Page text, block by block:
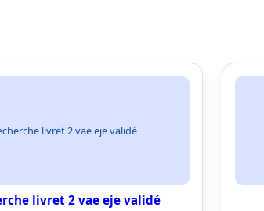
livret 2 vae eje validé
livret 2 vae eje validé